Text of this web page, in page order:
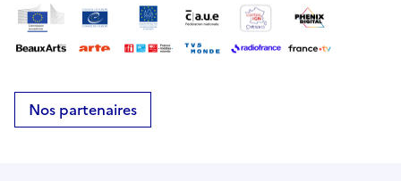
Nos partenaires